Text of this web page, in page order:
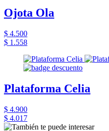
Ojota Ola
$ 4.500
$ 1.558
Plataforma Celia
$ 4.900
$ 4.017